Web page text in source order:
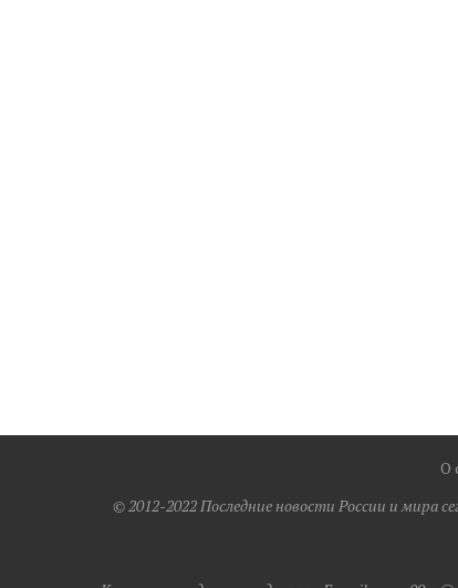
О
© 2012-2022 Последние новости России и мира